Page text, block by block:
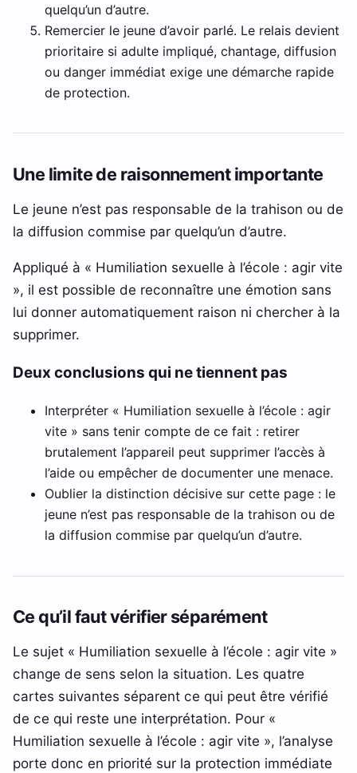
quelqu’un d’autre.
Remercier le jeune d’avoir parlé. Le relais devient
prioritaire si adulte impliqué, chantage, diffusion
ou danger immédiat exige une démarche rapide
de protection.
Une limite de raisonnement importante
Le jeune n’est pas responsable de la trahison ou de
la diffusion commise par quelqu’un d’autre.
Appliqué à « Humiliation sexuelle à l’école : agir vite
», il est possible de reconnaître une émotion sans
lui donner automatiquement raison ni chercher à la
supprimer.
Deux conclusions qui ne tiennent pas
Interpréter « Humiliation sexuelle à l’école : agir
vite » sans tenir compte de ce fait : retirer
brutalement l’appareil peut supprimer l’accès à
l’aide ou empêcher de documenter une menace.
Oublier la distinction décisive sur cette page : le
jeune n’est pas responsable de la trahison ou de
la diffusion commise par quelqu’un d’autre.
Ce qu’il faut vérifier séparément
Le sujet « Humiliation sexuelle à l’école : agir vite »
change de sens selon la situation. Les quatre
cartes suivantes séparent ce qui peut être vérifié
de ce qui reste une interprétation. Pour «
Humiliation sexuelle à l’école : agir vite », l’analyse
porte donc en priorité sur la protection immédiate